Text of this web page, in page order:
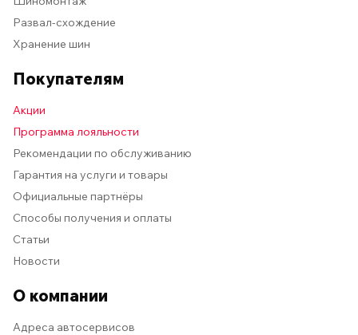
Развал-схождение
Хранение шин
Покупателям
Акции
Программа лояльности
Рекомендации по обслуживанию
Гарантия на услуги и товары
Официальные партнёры
Способы получения и оплаты
Статьи
Новости
О компании
Адреса автосервисов